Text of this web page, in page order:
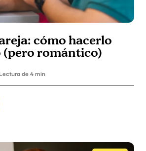
cómo hacerlo
(pero romántico)
de 4 min